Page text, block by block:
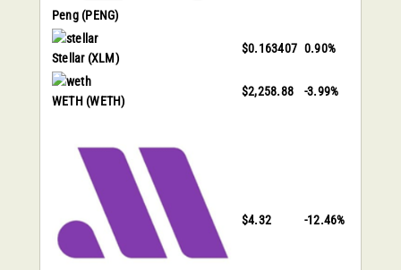
Peng (PENG)
Stellar (XLM)
$0.163407 0.90%
WETH (WETH)
$2,258.88 -3.99%
$4.32 -12.46%